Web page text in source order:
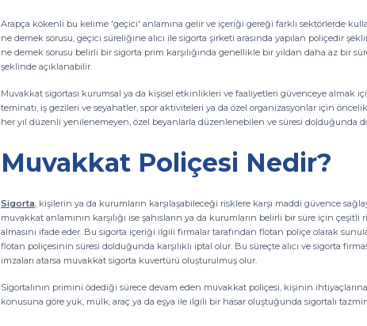
Arapça kökenli bu kelime 'geçici' anlamına gelir ve içeriği gereği farklı sektörlerde
ne demek sorusu, geçici süreliğine alıcı ile sigorta şirketi arasında yapılan poliçedir
ne demek sorusu belirli bir sigorta prim karşılığında genellikle bir yıldan daha az bir
şeklinde açıklanabilir.
Muvakkat sigortası kurumsal ya da kişisel etkinlikleri ve faaliyetleri güvenceye almak
teminatı, iş gezileri ve seyahatler, spor aktiviteleri ya da özel organizasyonlar için
her yıl düzenli yenilenemeyen, özel beyanlarla düzenlenebilen ve süresi dolduğunda
Muvakkat Poliçesi Nedir?
Sigorta, kişilerin ya da kurumların karşılaşabileceği risklere karşı maddi güvence
muvakkat anlamının karşılığı ise şahısların ya da kurumların belirli bir süre için
almasını ifade eder. Bu sigorta içeriği ilgili firmalar tarafından flotan poliçe olarak
flotan poliçesinin süresi dolduğunda karşılıklı iptal olur. Bu süreçte alıcı ve sigorta
imzaları atarsa muvakkat sigorta kuvertürü oluşturulmuş olur.
Sigortalının primini ödediği sürece devam eden muvakkat poliçesi, kişinin
konusuna göre yük, mülk, araç ya da eşya ile ilgili bir hasar oluştuğunda sigortalı